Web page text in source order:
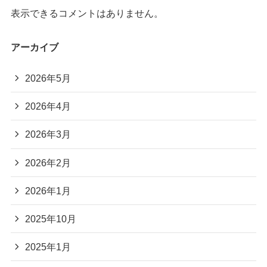
表示できるコメントはありません。
アーカイブ
2026年5月
2026年4月
2026年3月
2026年2月
2026年1月
2025年10月
2025年1月